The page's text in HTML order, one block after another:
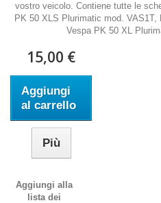
vostro veicolo. Contiene tutte le
PK 50 XLS Plurimatic mod. VAS1T,
Vespa PK 50 XL
15,00 €
Aggiungi
al carrello
Più
Aggiungi alla
lista dei